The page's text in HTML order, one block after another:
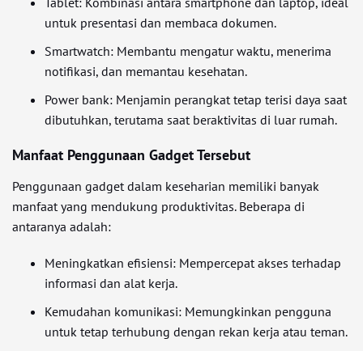
untuk presentasi dan membaca dokumen.
Smartwatch: Membantu mengatur waktu, menerima
notifikasi, dan memantau kesehatan.
Power bank: Menjamin perangkat tetap terisi daya saat
dibutuhkan, terutama saat beraktivitas di luar rumah.
Manfaat Penggunaan Gadget Tersebut
Penggunaan gadget dalam keseharian memiliki banyak
manfaat yang mendukung produktivitas. Beberapa di
antaranya adalah:
Meningkatkan efisiensi: Mempercepat akses terhadap
informasi dan alat kerja.
Kemudahan komunikasi: Memungkinkan pengguna
untuk tetap terhubung dengan rekan kerja atau teman.